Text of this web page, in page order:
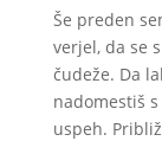
Še preden
verjel, da se
čudeže. Da
nadomestiš
uspeh.